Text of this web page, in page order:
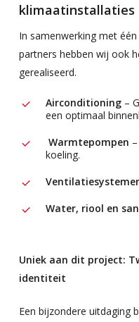
klimaatinstallaties
In samenwerking met
partners hebben wij ook
gerealiseerd.
Airconditioning –
een optimaal
Warmtepompen
koeling.
Water, riool en
Uniek aan dit project:
identiteit
Een bijzondere uitdaging